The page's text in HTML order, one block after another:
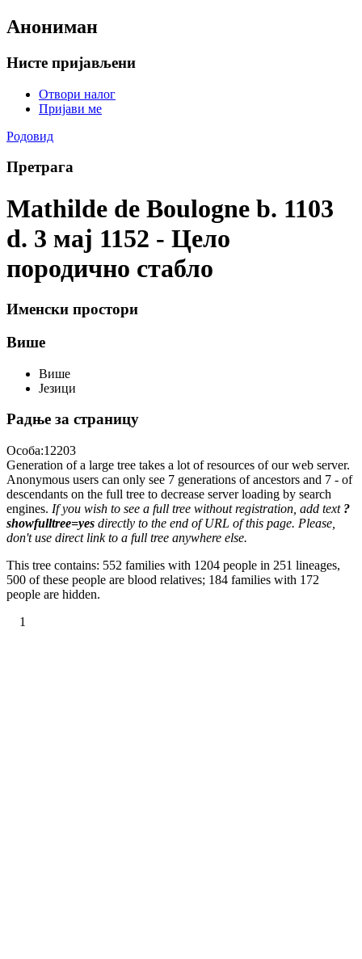
Анониман
Нисте пријављени
Отвори налог
Пријави ме
Родовид
Претрага
Mathilde de Boulogne b. 1103
d. 3 мај 1152 - Цело
породично стабло
Именски простори
Више
Више
Језици
Радње за страницу
Особа:12203
Generation of a large tree takes a lot of resources of our web server.
Anonymous users can only see 7 generations of ancestors and 7 - of
descendants on the full tree to decrease server loading by search
engines. If you wish to see a full tree without registration, add text ?
showfulltree=yes directly to the end of URL of this page. Please,
don't use direct link to a full tree anywhere else.
This tree contains: 552 families with 1204 people in 251 lineages,
500 of these people are blood relatives; 184 families with 172
people are hidden.
1